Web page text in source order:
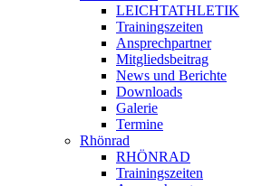
LEICHTATHLETIK
Trainingszeiten
Ansprechpartner
Mitgliedsbeitrag
News und Berichte
Downloads
Galerie
Termine
Rhönrad
RHÖNRAD
Trainingszeiten